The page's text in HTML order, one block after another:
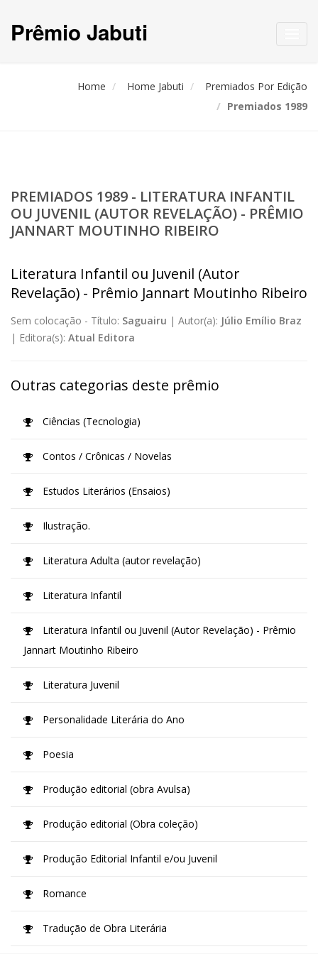
Prêmio Jabuti
Home Home Jabuti
Premiados Por Edição
Premiados 1989
PREMIADOS 1989 - LITERATURA INFANTIL
OU JUVENIL (AUTOR REVELAÇÃO) - PRÊMIO
JANNART MOUTINHO RIBEIRO
Literatura Infantil ou Juvenil (Autor
Revelação) - Prêmio Jannart Moutinho Ribeiro
Sem colocação - Título: Saguairu | Autor(a): Júlio Emílio Braz
| Editora(s): Atual Editora
Outras categorias deste prêmio
Ciências (Tecnologia)
Contos / Crônicas / Novelas
Estudos Literários (Ensaios)
Ilustração.
Literatura Adulta (autor revelação)
Literatura Infantil
Literatura Infantil ou Juvenil (Autor Revelação) - Prêmio
Jannart Moutinho Ribeiro
Literatura Juvenil
Personalidade Literária do Ano
Poesia
Produção editorial (obra Avulsa)
Produção editorial (Obra coleção)
Produção Editorial Infantil e/ou Juvenil
Romance
Tradução de Obra Literária